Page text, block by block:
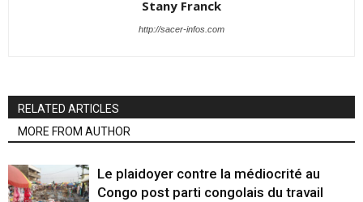
Stany Franck
http://sacer-infos.com
RELATED ARTICLES
MORE FROM AUTHOR
Le plaidoyer contre la médiocrité au
Congo post parti congolais du travail